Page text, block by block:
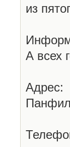
из
А всех
Адрес: